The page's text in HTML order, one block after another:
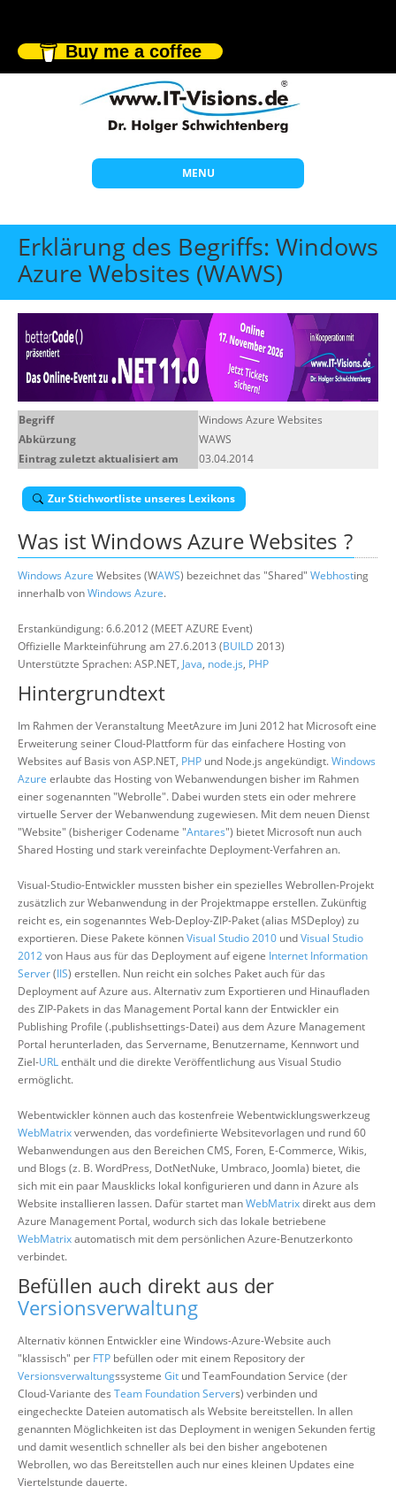
Buy me a coffee
MENU
Start
Themen
Individuelle Schulungen
Offene Seminare
Wissen
Erklärung des Begriffs: Windows
Azure Websites (WAWS)
Begriff
Windows Azure Websites
Abkürzung
WAWS
Eintrag zuletzt aktualisiert am
03.04.2014
Zur Stichwortliste unseres Lexikons
Was istWindows Azure Websites ?
Windows Azure Websites (WAWS) bezeichnet das "Shared" Webhosting
innerhalb vonWindows Azure.
Erstankündigung: 6.6.2012 (MEET AZURE Event)
Offizielle Markteinführung am 27.6.2013 (BUILD 2013)
Unterstützte Sprachen: ASP.NET, Java, node.js, PHP
Hintergrundtext
Im Rahmen der Veranstaltung MeetAzure im Juni 2012 hat Microsoft eine
Erweiterung seiner Cloud-Plattform für das einfachere Hosting von
Websites auf Basis von ASP.NET, PHP und Node.js angekündigt.Windows
Azure erlaubte das Hosting von Webanwendungen bisher im Rahmen
einer sogenannten "Webrolle". Dabei wurden stets ein oder mehrere
virtuelle Server der Webanwendung zugewiesen. Mit dem neuen Dienst
"Website" (bisheriger Codename "Antares") bietet Microsoft nun auch
Shared Hosting und stark vereinfachte Deployment-Verfahren an.
Visual-Studio-Entwickler mussten bisher ein spezielles Webrollen-Projekt
zusätzlich zur Webanwendung in der Projektmappe erstellen. Zukünftig
reicht es, ein sogenanntes Web-Deploy-ZIP-Paket (alias MSDeploy) zu
exportieren. Diese Pakete könnenVisual Studio 2010 undVisual Studio
2012von Haus aus für das Deployment auf eigene Internet Information
Server(IIS) erstellen. Nun reicht ein solches Paket auch für das
Deployment auf Azure aus. Alternativ zum Exportieren und Hinaufladen
des ZIP-Pakets in das Management Portal kann der Entwickler ein
Publishing Profile (.publishsettings-Datei) aus dem Azure Management
Portal herunterladen, das Servername, Benutzername, Kennwort und
Ziel-URLenthält und die direkte Veröffentlichung aus Visual Studio
ermöglicht.
Webentwickler können auch das kostenfreie Webentwicklungswerkzeug
WebMatrixverwenden, das vordefinierte Websitevorlagen und rund 60
Webanwendungen aus den Bereichen CMS, Foren, E-Commerce, Wikis,
und Blogs (z. B. WordPress, DotNetNuke, Umbraco, Joomla) bietet, die
sich mit ein paar Mausklicks lokal konfigurieren und dann in Azure als
Website installieren lassen. Dafür startet manWebMatrixdirekt aus dem
Azure Management Portal, wodurch sich das lokale betriebene
WebMatrixautomatisch mit dem persönlichen Azure-Benutzerkonto
verbindet.
Befüllen auch direkt aus der
Versionsverwaltung
Alternativ können Entwickler eine Windows-Azure-Website auch
"klassisch" per FTP befüllen oder mit einem Repository der
Versionsverwaltungssysteme Git und TeamFoundation Service (der
Cloud-Variante des Team Foundation Servers) verbinden und
eingecheckte Dateien automatisch als Website bereitstellen. In allen
genannten Möglichkeiten ist das Deployment in wenigen Sekunden fertig
und damit wesentlich schneller als bei den bisher angebotenen
Webrollen, wo das Bereitstellen auch nur eines kleinen Updates eine
Viertelstunde dauerte.